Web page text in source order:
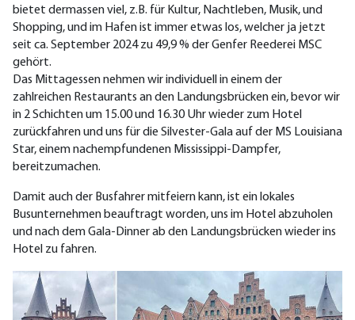
bietet dermassen viel, z.B. für Kultur, Nachtleben, Musik, und
Shopping, und im Hafen ist immer etwas los, welcher ja jetzt
seit ca. September 2024 zu 49,9 % der Genfer Reederei MSC
gehört.
Das Mittagessen nehmen wir individuell in einem der
zahlreichen Restaurants an den Landungsbrücken ein, bevor wir
in 2 Schichten um 15.00 und 16.30 Uhr wieder zum Hotel
zurückfahren und uns für die Silvester-Gala auf der MS Louisiana
Star, einem nachempfundenen Mississippi-Dampfer,
bereitzumachen.
Damit auch der Busfahrer mitfeiern kann, ist ein lokales
Busunternehmen beauftragt worden, uns im Hotel abzuholen
und nach dem Gala-Dinner ab den Landungsbrücken wieder ins
Hotel zu fahren.